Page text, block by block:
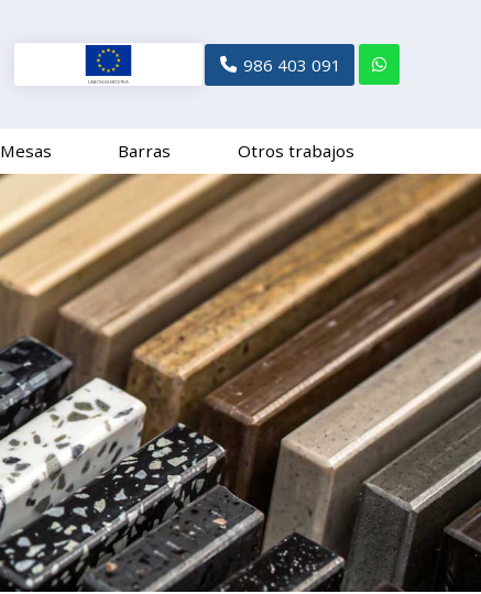
986 403 091
Mesas Barras Otros trabajos